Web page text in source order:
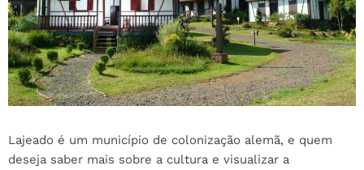
Lajeado é um município de colonização alemã, e quem
deseja saber mais sobre a cultura e visualizar a